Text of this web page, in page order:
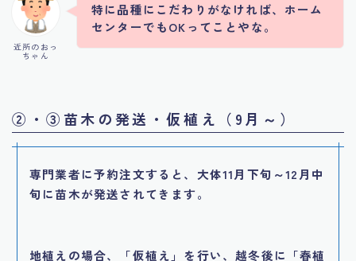
近所のおっ
ちゃん
特に品種にこだわりがなければ、ホーム
センターでもOKってことやな。
②・③苗木の発送・仮植え （9月～）
専門業者に予約注文すると、大体11月下旬～12月中
旬に苗木が発送されてきます。
地植えの場合、「仮植え」を行い、越冬後に「春植